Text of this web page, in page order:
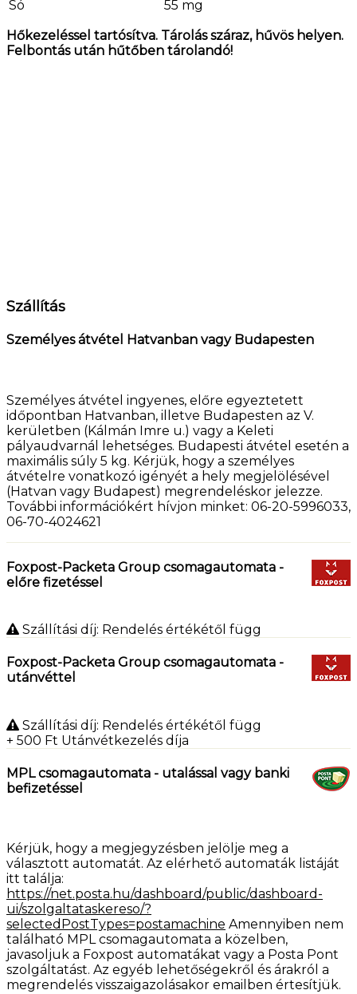
Só
55 mg
Hőkezeléssel tartósítva. Tárolás száraz, hűvös helyen.
Felbontás után hűtőben tárolandó!
Szállítás
Személyes átvétel Hatvanban vagy Budapesten
Személyes átvétel ingyenes, előre egyeztetett
időpontban Hatvanban, illetve Budapesten az V.
kerületben (Kálmán Imre u.) vagy a Keleti
pályaudvarnál lehetséges. Budapesti átvétel esetén a
maximális súly 5 kg. Kérjük, hogy a személyes
átvételre vonatkozó igényét a hely megjelölésével
(Hatvan vagy Budapest) megrendeléskor jelezze.
További információkért hívjon minket: 06-20-5996033,
06-70-4024621
Foxpost-Packeta Group csomagautomata -
előre fizetéssel
Szállítási díj: Rendelés értékétől függ
Foxpost-Packeta Group csomagautomata -
utánvéttel
Szállítási díj: Rendelés értékétől függ
+ 500 Ft Utánvétkezelés díja
MPL csomagautomata - utalással vagy banki
befizetéssel
Kérjük, hogy a megjegyzésben jelölje meg a
választott automatát. Az elérhető automaták listáját
itt találja:
https://net.posta.hu/dashboard/public/dashboard-
ui/szolgaltataskereso/?
selectedPostTypes=postamachine Amennyiben nem
található MPL csomagautomata a közelben,
javasoljuk a Foxpost automatákat vagy a Posta Pont
szolgáltatást. Az egyéb lehetőségekről és árakról a
megrendelés visszaigazolásakor emailben értesítjük.